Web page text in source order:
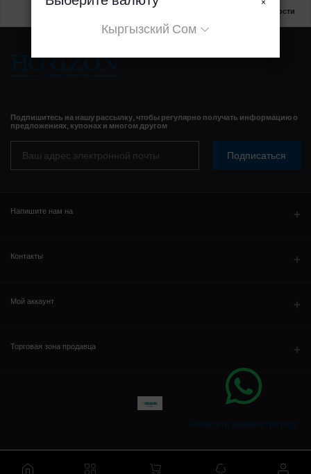
Написать администратору
Политика конфиденциальности
Подпишитесь на нашу рассылку, чтобы регулярно получать информацию о
предложениях, купонах и многом другом
Подписаться
Напишите нам на
WhatsAPP
Контакты
Адрес
Мой аккаунт
Вход в систему
Торговая зона продавца
×
Кыргызский Сом